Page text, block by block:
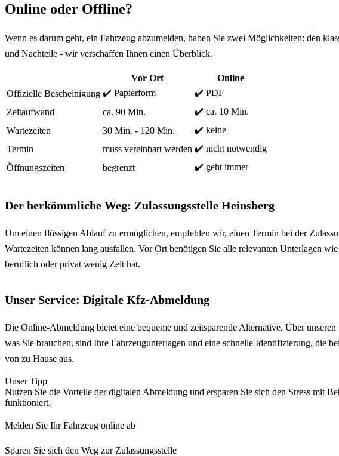
Online oder Offline?
Wenn es darum geht, ein Fahrzeug abzumelden, haben Sie zwei Möglichkeiten: den
und Nachteile - wir verschaffen Ihnen einen Überblick.
Vor Ort
Online
Offizielle Bescheinigung ✔️ Papierform
✔️ PDF
Zeitaufwand
ca. 90 Min.
✔️ ca. 10 Min.
Wartezeiten
30 Min. - 120 Min.
✔️ keine
Termin
muss vereinbart werden ✔️ nicht notwendig
Öffnungszeiten
begrenzt ✔️ geht immer
Der herkömmliche Weg: Zulassungsstelle Heinsberg
Um einen flüssigen Ablauf zu ermöglichen, empfehlen wir, einen Termin bei der
Wartezeiten können lang ausfallen. Vor Ort benötigen Sie alle relevanten Unterlagen
beruflich oder privat wenig Zeit hat.
Unser Service: Digitale Kfz-Abmeldung
Die Online-Abmeldung bietet eine bequeme und zeitsparende Alternative. Über
was Sie brauchen, sind Ihre Fahrzeugunterlagen und eine schnelle Identifizierung, die
von zu Hause aus.
Unser Tipp
Nutzen Sie die Vorteile der digitalen Abmeldung und ersparen Sie sich den Stress mit
funktioniert.
Melden Sie Ihr Fahrzeug online ab
Sparen Sie sich den Weg zur Zulassungsstelle